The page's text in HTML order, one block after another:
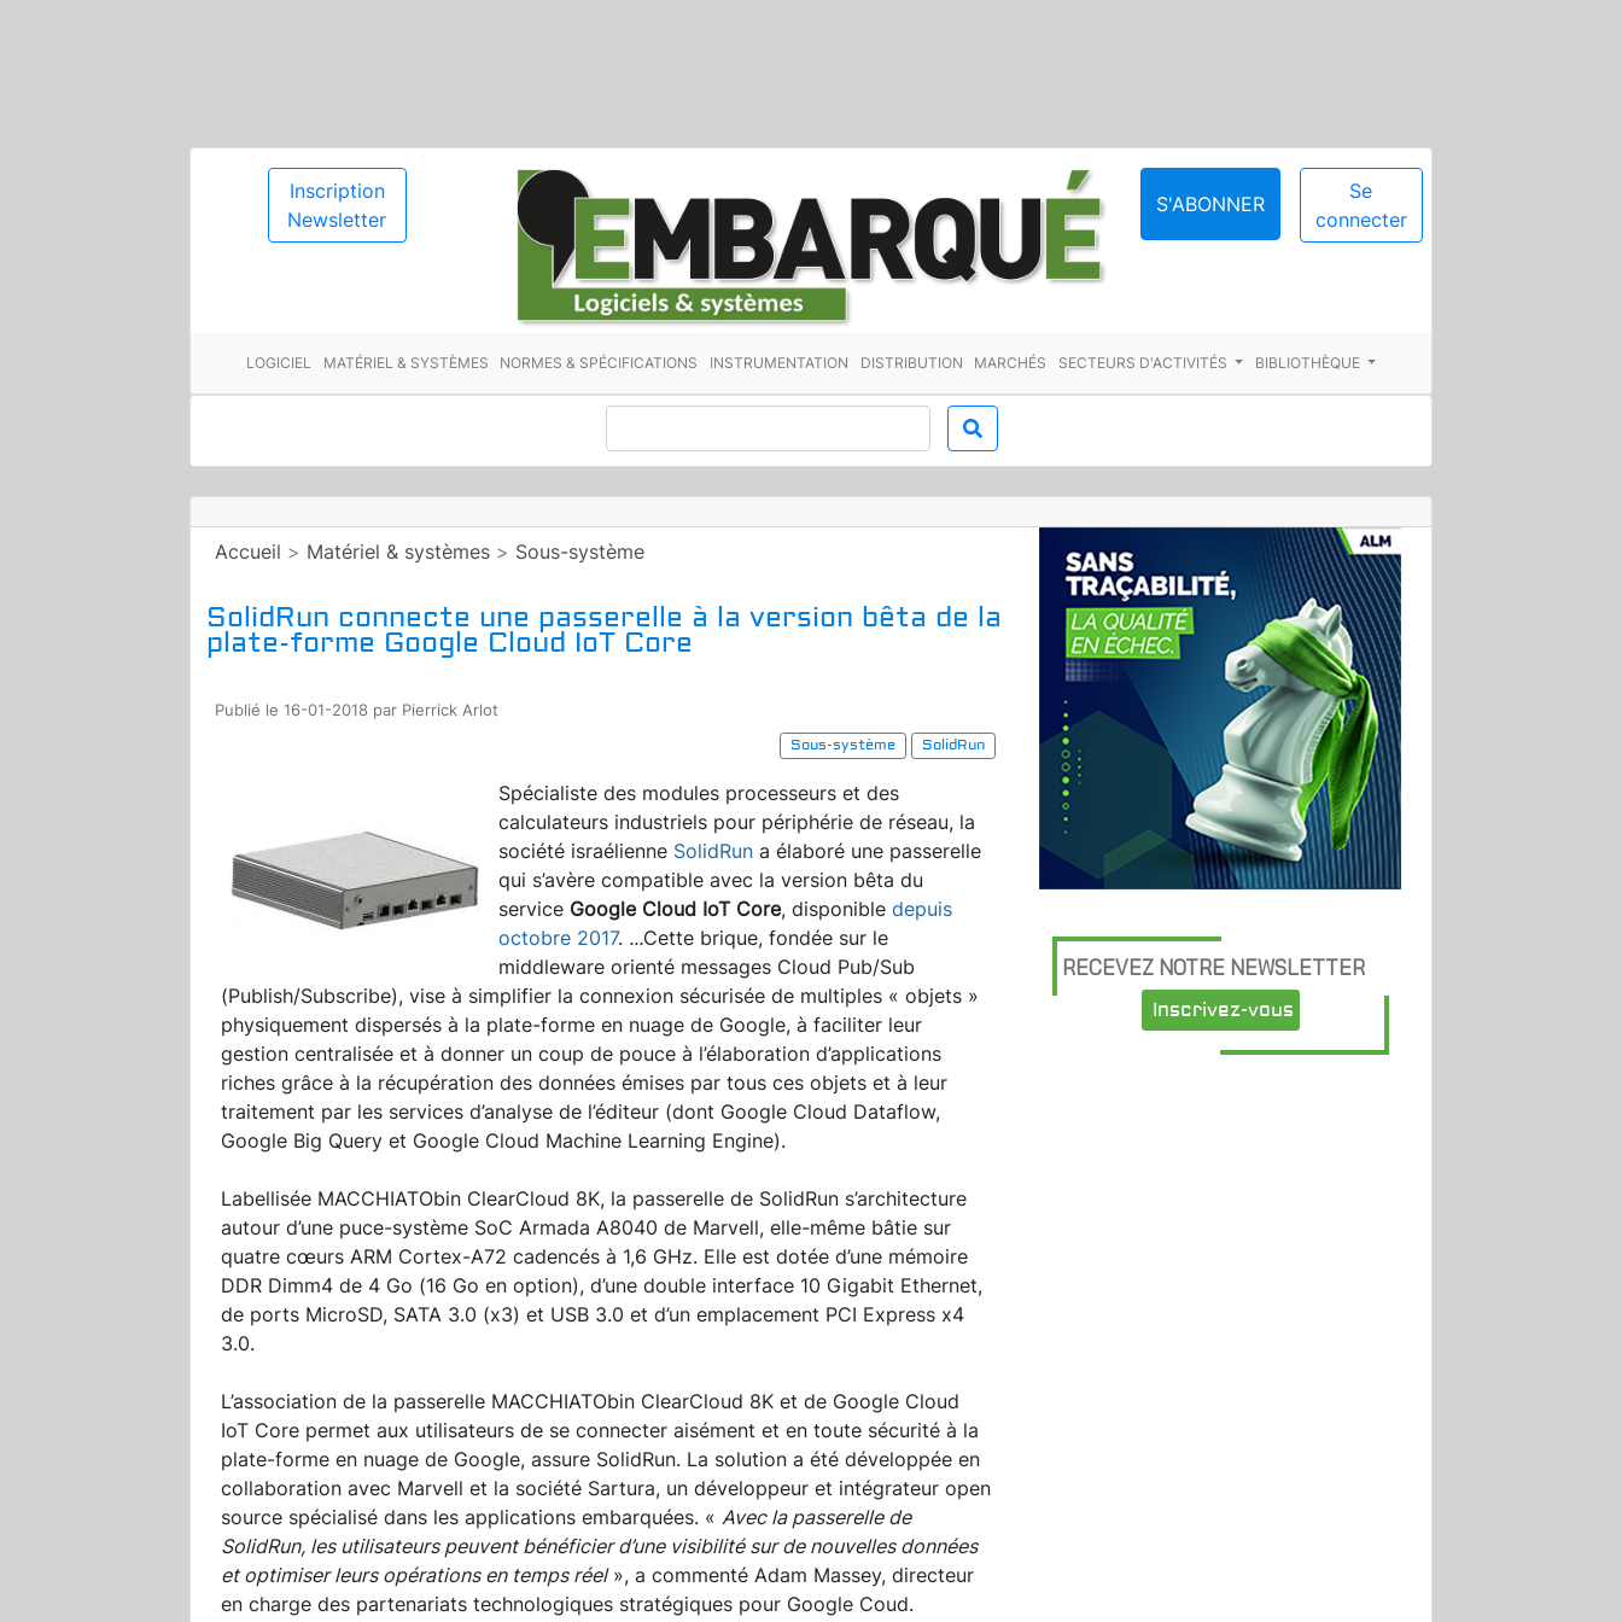
Inscription
Newsletter
S'ABONNER
Se
connecter
LOGICIEL MATÉRIEL & SYSTÈMES NORMES & SPÉCIFICATIONS INSTRUMENTATION DISTRIBUTION MARCHÉS SECTEURS D'ACTIVITÉS BIBLIOTHÈQUE
Accueil > Matériel & systèmes > Sous-système
SolidRun connecte une passerelle à la version bêta de la
plate-forme Google Cloud IoT Core
Publié le 16-01-2018 par Pierrick Arlot
Sous-système
SolidRun
Spécialiste des modules processeurs et des
calculateurs industriels pour périphérie de réseau, la
société israélienne SolidRun a élaboré une passerelle
qui s’avère compatible avec la version bêta du
service Google Cloud IoT Core, disponible depuis
octobre 2017. ...Cette brique, fondée sur le
middleware orienté messages Cloud Pub/Sub
(Publish/Subscribe), vise à simplifier la connexion sécurisée de multiples « objets »
physiquement dispersés à la plate-forme en nuage de Google, à faciliter leur
gestion centralisée et à donner un coup de pouce à l’élaboration d’applications
riches grâce à la récupération des données émises par tous ces objets et à leur
traitement par les services d’analyse de l’éditeur (dont Google Cloud Dataflow,
Google Big Query et Google Cloud Machine Learning Engine).
Labellisée MACCHIATObin ClearCloud 8K, la passerelle de SolidRun s’architecture
autour d’une puce-système SoC Armada A8040 de Marvell, elle-même bâtie sur
quatre cœurs ARM Cortex-A72 cadencés à 1,6 GHz. Elle est dotée d’une mémoire
DDR Dimm4 de 4 Go (16 Go en option), d’une double interface 10 Gigabit Ethernet,
de ports MicroSD, SATA 3.0 (x3) et USB 3.0 et d’un emplacement PCI Express x4
3.0.
L’association de la passerelle MACCHIATObin ClearCloud 8K et de Google Cloud
IoT Core permet aux utilisateurs de se connecter aisément et en toute sécurité à la
plate-forme en nuage de Google, assure SolidRun. La solution a été développée en
collaboration avec Marvell et la société Sartura, un développeur et intégrateur open
source spécialisé dans les applications embarquées. « Avec la passerelle de
SolidRun, les utilisateurs peuvent bénéficier d’une visibilité sur de nouvelles données
et optimiser leurs opérations en temps réel», a commenté Adam Massey, directeur
en charge des partenariats technologiques stratégiques pour Google Coud.
RECEVEZ NOTRE NEWSLETTER
Inscrivez-vous